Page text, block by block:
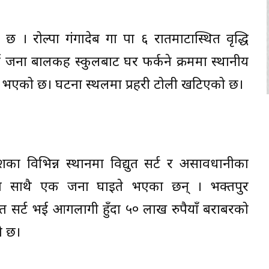
रोल्पा गंगादेब गा पा ६ रातमाटास्थित वृद्धि
बालकहरू स्कुलबाट घर फर्कने क्रममा स्थानीय
छ। घटना स्थलमा प्रहरी टोली खटिएको छ।
विभिन्न स्थानमा विद्युत सर्ट र असावधानीका
साथै एक जना घाइते भएका छन् । भक्तपुर
सर्ट भई आगलागी हुँदा ५० लाख रुपैयाँ बराबरको
छ।